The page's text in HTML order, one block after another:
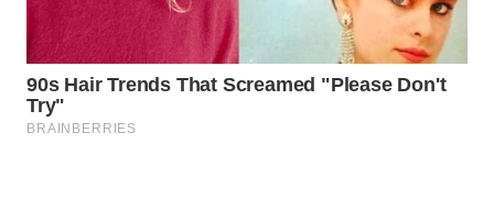
PORTAL
KONSUMEN
FORWAMKI